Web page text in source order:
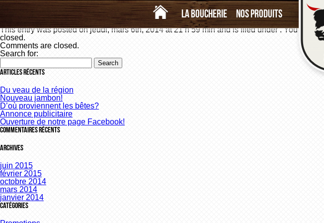
La boucherie Nos produits
«Dinde au pesto et Fumé Bâtonnet de pepperoni exotique»
Jambon Capicollo
This entry was posted on jeudi, mars 6th, 2014 at 21 h 59 min and is filed under . You can
closed.
Comments are closed.
Search for:
Articles récents
Du veau de la région
Nouveau jambon!
D’où proviennent les bêtes?
Annonce publicitaire
Ouverture de notre page Facebook!
Commentaires récents
Archives
juin 2015
février 2015
octobre 2014
mars 2014
janvier 2014
Catégories